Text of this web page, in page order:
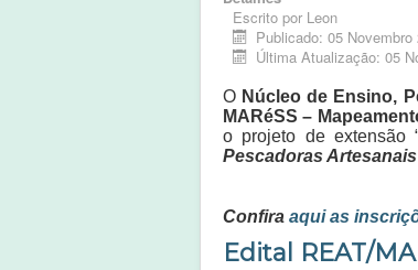
Escrito por Leon
Publicado: 05 Novembro
Última Atualização: 05
O Núcleo de Ensino,
MARéSS –
o projeto de extensão
Pescadoras
Confira aqui as
Edital REAT/